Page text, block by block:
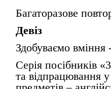
Багаторазове
Девіз
Здобуваємо вміння
Серія посібників
та відпрацювання